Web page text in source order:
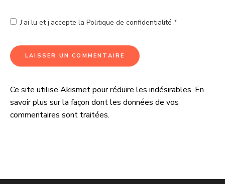
J’ai lu et j’accepte la Politique de confidentialité *
A
l
t
t
Ce site utilise Akismet pour réduire les indésirables. En
savoir plus sur la façon dont les données de vos
commentaires sont traitées.